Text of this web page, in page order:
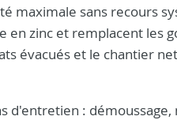
maximale sans recours
en zinc et remplacent les
évacués et le chantier
d'entretien :